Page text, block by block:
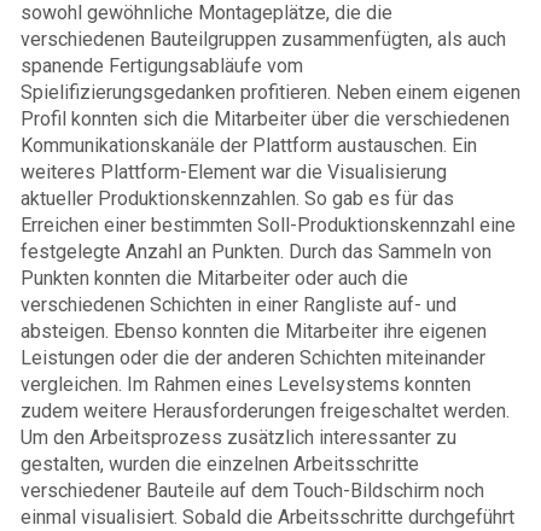
sowohl gewöhnliche Montageplätze, die die
verschiedenen Bauteilgruppen zusammenfügten, als auch
spanende Fertigungsabläufe vom
Spielifizierungsgedanken profitieren. Neben einem eigenen
Profil konnten sich die Mitarbeiter über die verschiedenen
Kommunikationskanäle der Plattform austauschen. Ein
weiteres Plattform-Element war die Visualisierung
aktueller Produktionskennzahlen. So gab es für das
Erreichen einer bestimmten Soll-Produktionskennzahl eine
festgelegte Anzahl an Punkten. Durch das Sammeln von
Punkten konnten die Mitarbeiter oder auch die
verschiedenen Schichten in einer Rangliste auf- und
absteigen. Ebenso konnten die Mitarbeiter ihre eigenen
Leistungen oder die der anderen Schichten miteinander
vergleichen. Im Rahmen eines Levelsystems konnten
zudem weitere Herausforderungen freigeschaltet werden.
Um den Arbeitsprozess zusätzlich interessanter zu
gestalten, wurden die einzelnen Arbeitsschritte
verschiedener Bauteile auf dem Touch-Bildschirm noch
einmal visualisiert. Sobald die Arbeitsschritte durchgeführt